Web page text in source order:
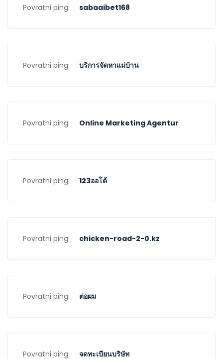
Povratni ping: sabaaibet168
Povratni ping: บริการจัดหาแม่บ้าน
Povratni ping: Online Marketing Agentur
Povratni ping: 123ออโต้
Povratni ping: chicken-road-2-0.kz
Povratni ping: ต่อผม
Povratni ping: จดทะเบียนบริษัท